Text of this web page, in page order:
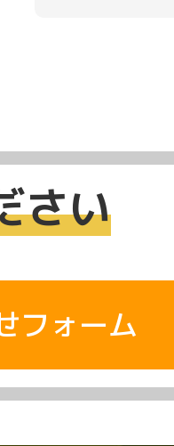
さい
フォーム